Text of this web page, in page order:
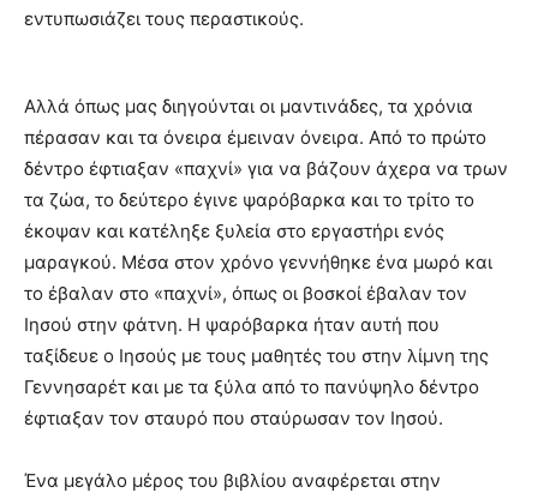
εντυπωσιάζει τους περαστικούς.
Αλλά όπως μας διηγούνται οι μαντινάδες, τα χρόνια
πέρασαν και τα όνειρα έμειναν όνειρα. Από το πρώτο
δέντρο έφτιαξαν «παχνί» για να βάζουν άχερα να τρων
τα ζώα, το δεύτερο έγινε ψαρόβαρκα και το τρίτο το
έκοψαν και κατέληξε ξυλεία στο εργαστήρι ενός
μαραγκού. Μέσα στον χρόνο γεννήθηκε ένα μωρό και
το έβαλαν στο «παχνί», όπως οι βοσκοί έβαλαν τον
Ιησού στην φάτνη. Η ψαρόβαρκα ήταν αυτή που
ταξίδευε ο Ιησούς με τους μαθητές του στην λίμνη της
Γεννησαρέτ και με τα ξύλα από το πανύψηλο δέντρο
έφτιαξαν τον σταυρό που σταύρωσαν τον Ιησού.
Ένα μεγάλο μέρος του βιβλίου αναφέρεται στην